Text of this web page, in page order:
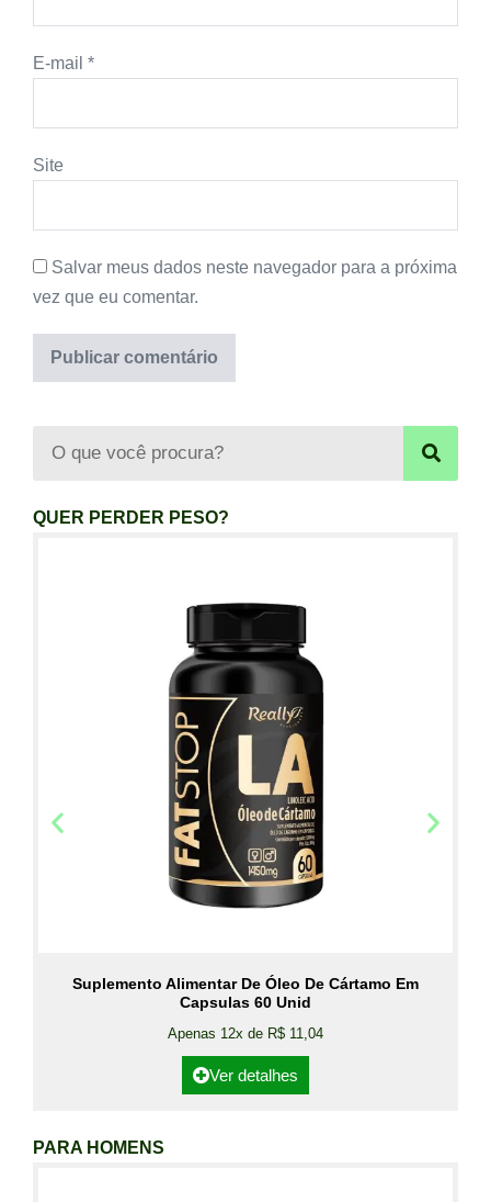
E-mail *
Site
Salvar meus dados neste navegador para a próxima
vez que eu comentar.
QUER PERDER PESO?
Suplemento Alimentar De Óleo De Cártamo Em
Capsulas 60 Unid
Apenas 12x de R$ 11,04
Ver detalhes
PARA HOMENS